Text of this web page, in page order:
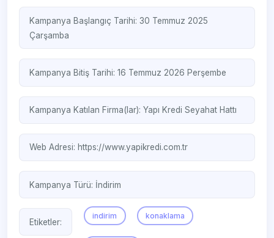
Kampanya Başlangıç Tarihi: 30 Temmuz 2025
Çarşamba
Kampanya Bitiş Tarihi: 16 Temmuz 2026 Perşembe
Kampanya Katılan Firma(lar):Yapı Kredi Seyahat Hattı
Web Adresi: https://www.yapikredi.com.tr
Kampanya Türü: İndirim
Etiketler:
indirim konaklama